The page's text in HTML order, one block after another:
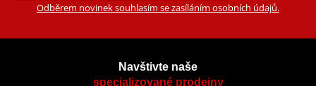
Odběrem novinek souhlasím se zasíláním osobních údajů.
Navštivte naše
specializované prodejny